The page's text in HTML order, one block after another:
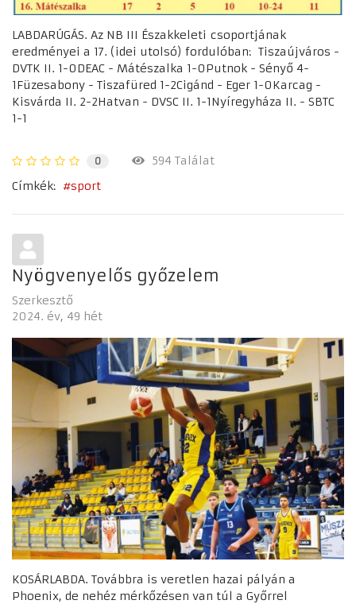
LABDARÚGÁS. Az NB III Északkeleti csoportjának
eredményei a 17. (idei utolsó) fordulóban: Tiszaújváros -
DVTK II. 1-0DEAC - Mátészalka 1-0Putnok - Sényő 4-
1Füzesabony - Tiszafüred 1-2Cigánd - Eger 1-0Karcag -
Kisvárda II. 2-2Hatvan - DVSC II. 1-1Nyíregyháza II. - SBTC
1-1
0
594 Találat
Címkék:
sport
Nyögvenyelős győzelem
Szerkesztő
2024. év 49 hét
KOSÁRLABDA. Továbbra is veretlen hazai pályán a
Phoenix, de nehéz mérkőzésen van túl a Győrrel